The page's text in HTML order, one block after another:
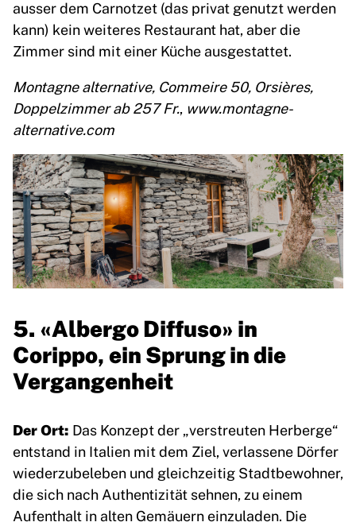
ausser dem Carnotzet (das privat genutzt werden
kann) kein weiteres Restaurant hat, aber die
Zimmer sind mit einer Küche ausgestattet.
Montagne alternative, Commeire 50, Orsières,
Doppelzimmer ab 257 Fr., www.montagne-
alternative.com
5. «Albergo Diffuso» in
Corippo, ein Sprung in die
Vergangenheit
Der Ort: Das Konzept der „verstreuten Herberge“
entstand in Italien mit dem Ziel, verlassene Dörfer
wiederzubeleben und gleichzeitig Stadtbewohner,
die sich nach Authentizität sehnen, zu einem
Aufenthalt in alten Gemäuern einzuladen. Die